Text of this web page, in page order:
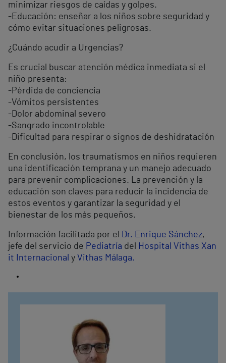
minimizar riesgos de caídas y golpes.
-Educación: enseñar a los niños sobre seguridad y
cómo evitar situaciones peligrosas.
¿Cuándo acudir a Urgencias?
Es crucial buscar atención médica inmediata si el
niño presenta:
-Pérdida de conciencia
-Vómitos persistentes
-Dolor abdominal severo
-Sangrado incontrolable
-Dificultad para respirar o signos de deshidratación
En conclusión, los traumatismos en niños requieren
una identificación temprana y un manejo adecuado
para prevenir complicaciones. La prevención y la
educación son claves para reducir la incidencia de
estos eventos y garantizar la seguridad y el
bienestar de los más pequeños.
Información facilitada por el Dr. Enrique Sánchez,
jefe del servicio de Pediatría del
Hospital Vithas Xan
it Internacional y Vithas Málaga.